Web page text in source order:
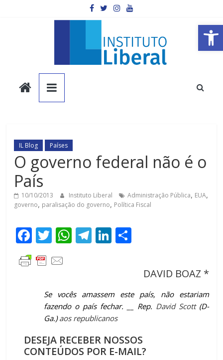
Barra de Ferramentas Aberta
Instituto
Liberal
é
a
parte
mais
importante
da
IL Blog Países
O governo federal não é o
País
10/10/2013 Instituto Liberal Administração Pública, EUA,
governo, paralisação do governo, Política Fiscal
F
ac
e
k
T
w
itt
W
A
p
p
T
a
m
Li
dI
n
m
ar
til
h
ar
DAVID BOAZ *
Se vocês amassem este país, não estariam
fazendo o país fechar. __ Rep. David Scott(D-
Ga.)aos republicanos
DESEJA RECEBER NOSSOS
CONTEÚDOS POR E-MAIL?